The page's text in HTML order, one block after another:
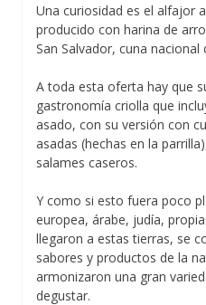
Una curiosidad es el alfajor
producido con harina de
San Salvador, cuna nacional
A toda esta oferta hay que
gastronomía criolla que
asado, con su versión con
asadas (hechas en la
salames caseros.
Y como si esto fuera poco
europea, árabe, judía,
llegaron a estas tierras, se
sabores y productos de la
armonizaron una gran
degustar.